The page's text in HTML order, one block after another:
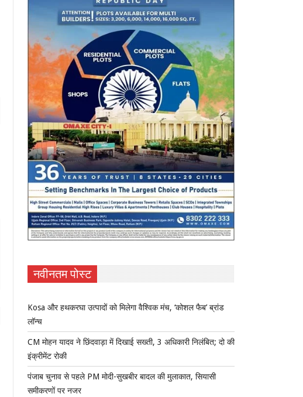
नवीनतम पोस्ट
Kosa और हथकरघा उत्पादों को मिलेगा वैश्विक मंच, ‘कोशल फैब’ ब्रांड
लॉन्च
CM मोहन यादव ने छिंदवाड़ा में दिखाई सख्ती, 3 अधिकारी निलंबित; दो की
इंक्रीमेंट रोकी
पंजाब चुनाव से पहले PM मोदी-सुखबीर बादल की मुलाकात, सियासी
समीकरणों पर नजर